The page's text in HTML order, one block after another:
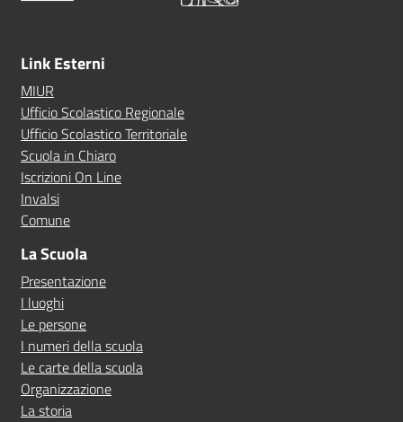
Link Esterni
MIUR
Ufficio Scolastico Regionale
Ufficio Scolastico Territoriale
Scuola in Chiaro
Iscrizioni On Line
Invalsi
Comune
La Scuola
Presentazione
I luoghi
Le persone
I numeri della scuola
Le carte della scuola
Organizzazione
La storia